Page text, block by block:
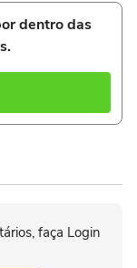
dentro das
faça Login